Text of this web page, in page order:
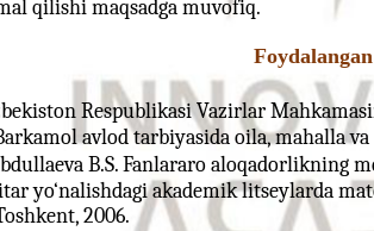
qilishi maqsadga muvofiq.
Respublikasi Vazirlar
avlod tarbiyasida oila, mahalla
B.S. Fanlararo aloqadorlikning
yo‘nalishdagi akademik litseylarda
2006.